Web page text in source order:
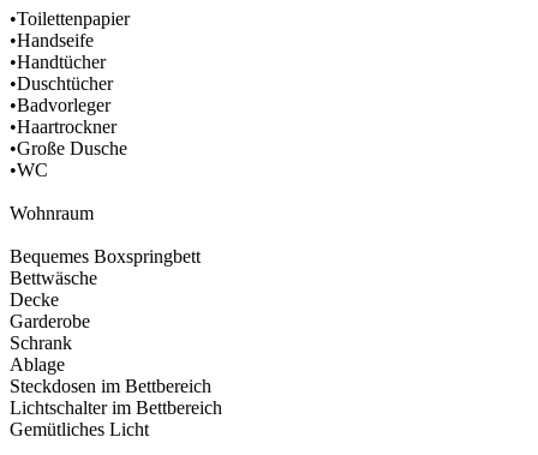
•Toilettenpapier
•Handseife
•Handtücher
•Duschtücher
•Badvorleger
•Haartrockner
•Große Dusche
•WC
Wohnraum
Bequemes Boxspringbett
Bettwäsche
Decke
Garderobe
Schrank
Ablage
Steckdosen im Bettbereich
Lichtschalter im Bettbereich
Gemütliches Licht